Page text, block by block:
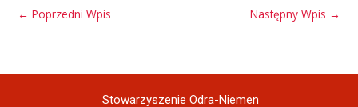
← Poprzedni Wpis Następny Wpis →
Stowarzyszenie Odra-Niemen